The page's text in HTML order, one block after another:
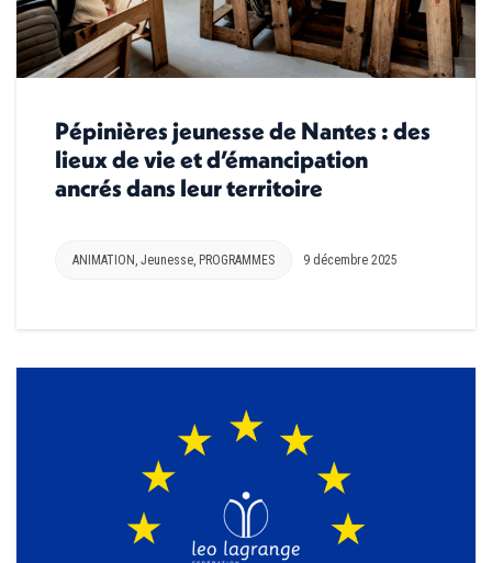
Pépinières jeunesse de Nantes : des
lieux de vie et d’émancipation
ancrés dans leur territoire
ANIMATION , Jeunesse, PROGRAMMES 9 décembre 2025